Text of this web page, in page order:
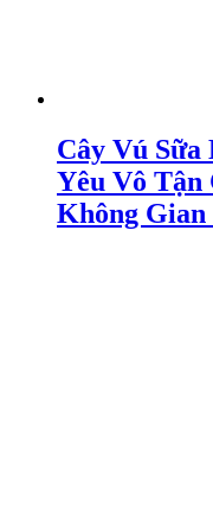
Cây Vú
Yêu Vô Tận
Không Gian